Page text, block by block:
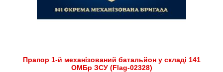
Прапор 1-й механізований батальйон у складі 141
ОМБр ЗСУ (Flag-02328)